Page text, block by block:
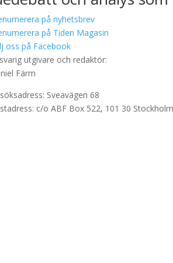
på nyhetsbrev
på Tiden Magasin
oss på Facebook
utgivare och redaktör:
Färm
Sveavägen 68
c/o ABF Box 522, 101 30